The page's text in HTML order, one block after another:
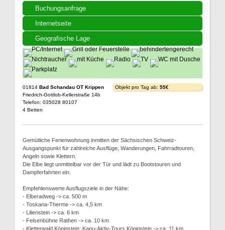
Buchungsanfrage
Internetseite
Geografische Lage
01814 Bad Schandau OT Krippen
Friedrich-Gottlob-Kellerstraße 14b
Telefon: 035028 80107
4 Betten
Objekt pro Tag ab: 55€
Gemütliche Ferienwohnung inmitten der Sächsischen Schweiz-
Ausgangspunkt für zahlreiche Ausflüge, Wanderungen, Fahrradtouren,
Angeln sowie Klettern.
Die Elbe liegt unmittelbar vor der Tür und lädt zu Bootstouren und
Dampferfahrten ein.
Empfehlenswerte Ausflugsziele in der Nähe:
- Elberadweg -> ca. 500 m
- Toskana-Therme -> ca. 4,5 km
- Lilienstein -> ca. 6 km
- Felsenbühne Rathen -> ca. 10 km
- Kletterwald Königstein; Kanu-Aktiv-Tours Königstein -> ca. 11 km